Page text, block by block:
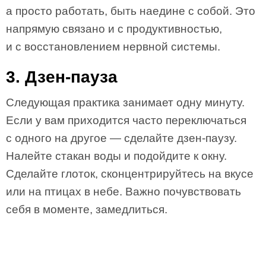
а просто работать, быть наедине с собой. Это
напрямую связано и с продуктивностью,
и с восстановлением нервной системы.
3. Дзен-пауза
Следующая практика занимает одну минуту.
Если у вам приходится часто переключаться
с одного на другое — сделайте дзен-паузу.
Налейте стакан воды и подойдите к окну.
Сделайте глоток, сконцентрируйтесь на вкусе
или на птицах в небе. Важно почувствовать
себя в моменте, замедлиться.